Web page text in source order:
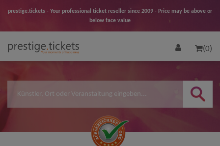
prestige.tickets - Your professional ticket reseller since 2009 - Price may be above or
below face value
(0)